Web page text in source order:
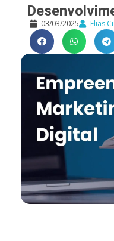
03/03/2025 Elias